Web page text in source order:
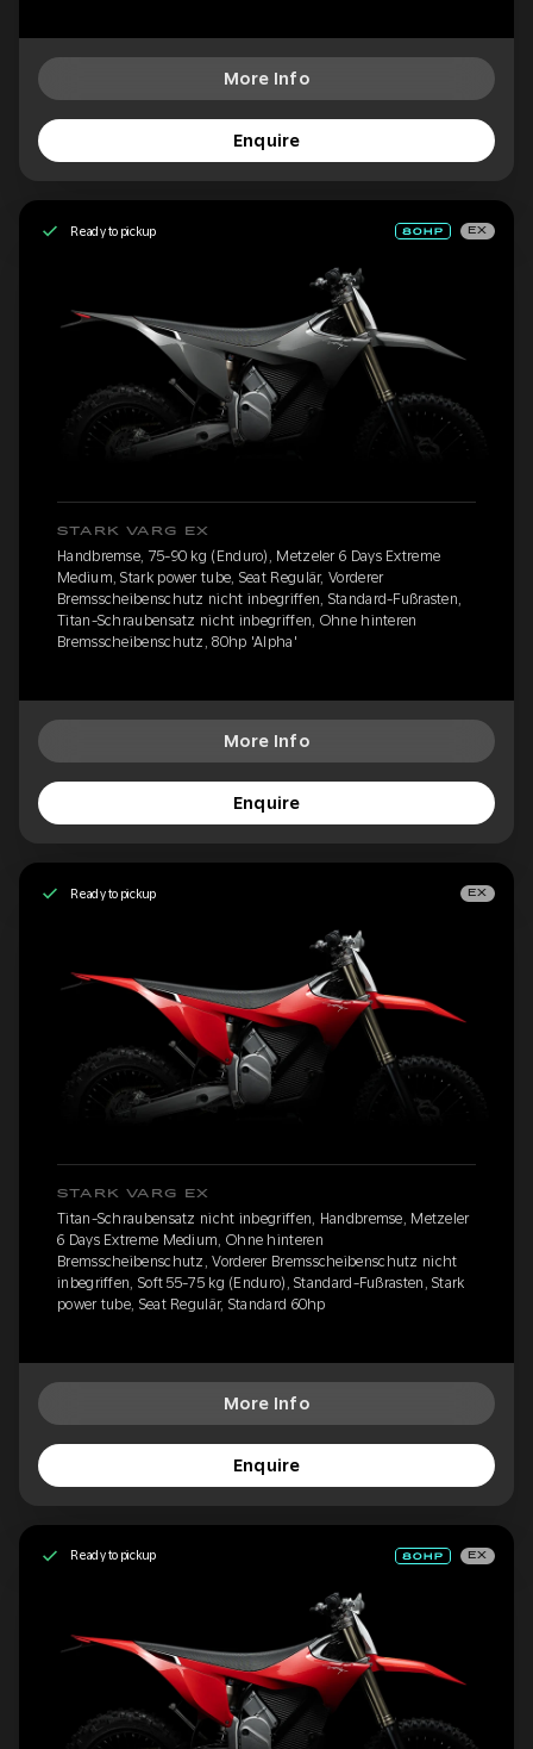
More Info
Enquire
Ready to pickup EX
STARK VARG EX
Handbremse, 75-90 kg (Enduro), Metzeler 6 Days Extreme
Medium, Stark power tube, Seat Regulär, Vorderer
Bremsscheibenschutz nicht inbegriffen, Standard-Fußrasten,
Titan-Schraubensatz nicht inbegriffen, Ohne hinteren
Bremsscheibenschutz, 80hp 'Alpha'
More Info
Enquire
Ready to pickup EX
STARK VARG EX
Titan-Schraubensatz nicht inbegriffen, Handbremse, Metzeler
6 Days Extreme Medium, Ohne hinteren
Bremsscheibenschutz, Vorderer Bremsscheibenschutz nicht
inbegriffen, Soft 55-75 kg (Enduro), Standard-Fußrasten, Stark
power tube, Seat Regulär, Standard 60hp
More Info
Enquire
Ready to pickup EX